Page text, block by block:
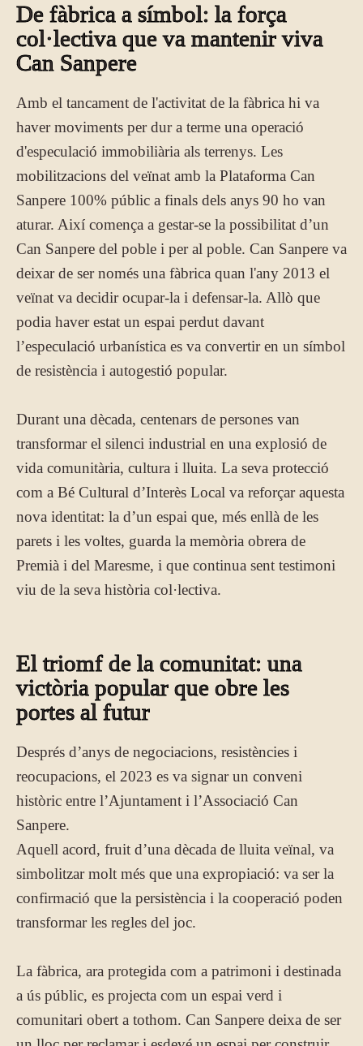
De fàbrica a símbol: la força
col·lectiva que va mantenir viva
Can Sanpere
Amb el tancament de l'activitat de la fàbrica hi va
haver moviments per dur a terme una operació
d'especulació immobiliària als terrenys. Les
mobilitzacions del veïnat amb la Plataforma Can
Sanpere 100% públic a finals dels anys 90 ho van
aturar. Així comença a gestar-se la possibilitat d’un
Can Sanpere del poble i per al poble. Can Sanpere va
deixar de ser només una fàbrica quan l'any 2013 el
veïnat va decidir ocupar-la i defensar-la. Allò que
podia haver estat un espai perdut davant
l’especulació urbanística es va convertir en un símbol
de resistència i autogestió popular.
Durant una dècada, centenars de persones van
transformar el silenci industrial en una explosió de
vida comunitària, cultura i lluita. La seva protecció
com a Bé Cultural d’Interès Local va reforçar aquesta
nova identitat: la d’un espai que, més enllà de les
parets i les voltes, guarda la memòria obrera de
Premià i del Maresme, i que continua sent testimoni
viu de la seva història col·lectiva.
El triomf de la comunitat: una
victòria popular que obre les
portes al futur
Després d’anys de negociacions, resistències i
reocupacions, el 2023 es va signar un conveni
històric entre l’Ajuntament i l’Associació Can
Sanpere.
Aquell acord, fruit d’una dècada de lluita veïnal, va
simbolitzar molt més que una expropiació: va ser la
confirmació que la persistència i la cooperació poden
transformar les regles del joc.
La fàbrica, ara protegida com a patrimoni i destinada
a ús públic, es projecta com un espai verd i
comunitari obert a tothom. Can Sanpere deixa de ser